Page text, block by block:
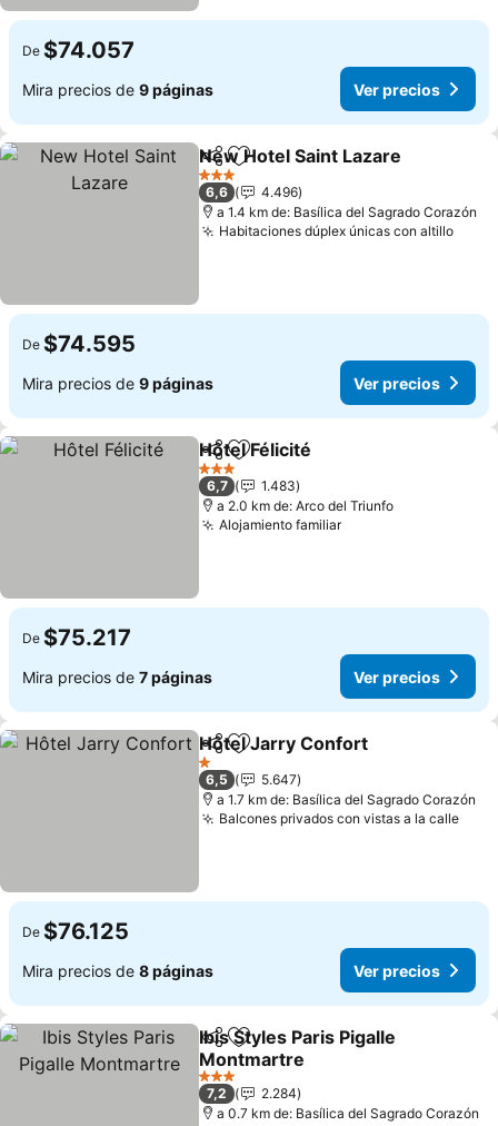
De $74.057
Mira precios de 9 páginas Ver precios
CompartirAgregar a favoritos
New Hotel Saint Lazare
3 Estrellas
6,6
4.496
a 1.4 km de: Basílica del Sagrado Corazón
Habitaciones dúplex únicas con altillo
De $74.595
Mira precios de 9 páginas Ver precios
CompartirAgregar a favoritos
Hôtel Félicité
3 Estrellas
6,7
1.483
a 2.0 km de: Arco del Triunfo
Alojamiento familiar
De $75.217
Mira precios de 7 páginas Ver precios
CompartirAgregar a favoritos
Hôtel Jarry Confort
1 Estrellas
6,5
5.647
a 1.7 km de: Basílica del Sagrado Corazón
Balcones privados con vistas a la calle
De $76.125
Mira precios de 8 páginas Ver precios
CompartirAgregar a favoritos
Ibis Styles Paris Pigalle
Montmartre
3 Estrellas
7,2
2.284
a 0.7 km de: Basílica del Sagrado Corazón